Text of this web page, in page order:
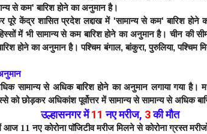
से कम' बारिश होने का अनुमान है।
पूरे केंद्र शासित प्रदेश लद्दाख में 'सामान्य से कम' बारिश होने
में भी सामान्य से कम बारिश होने का अनुमान है। चीन की
होने का अनुमान है। पश्चिम बंगाल, बांकुरा, पुरुलिया, पश्चिम
सामान्य से अधिक बारिश होने का अनुमान लगाया गया है।
को छोड़कर अधिकांश पूर्वोत्तर में सामान्य से सामान्य से अधिक
उल्हासनगर में11 नए मरीज, 3की मौत
आज 11 नए कोरोना पाॅजिटीव मरीज मिलने से कोरोना ग्रस्त